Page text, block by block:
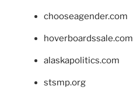
chooseagender.com
hoverboardssale.com
alaskapolitics.com
stsmp.org